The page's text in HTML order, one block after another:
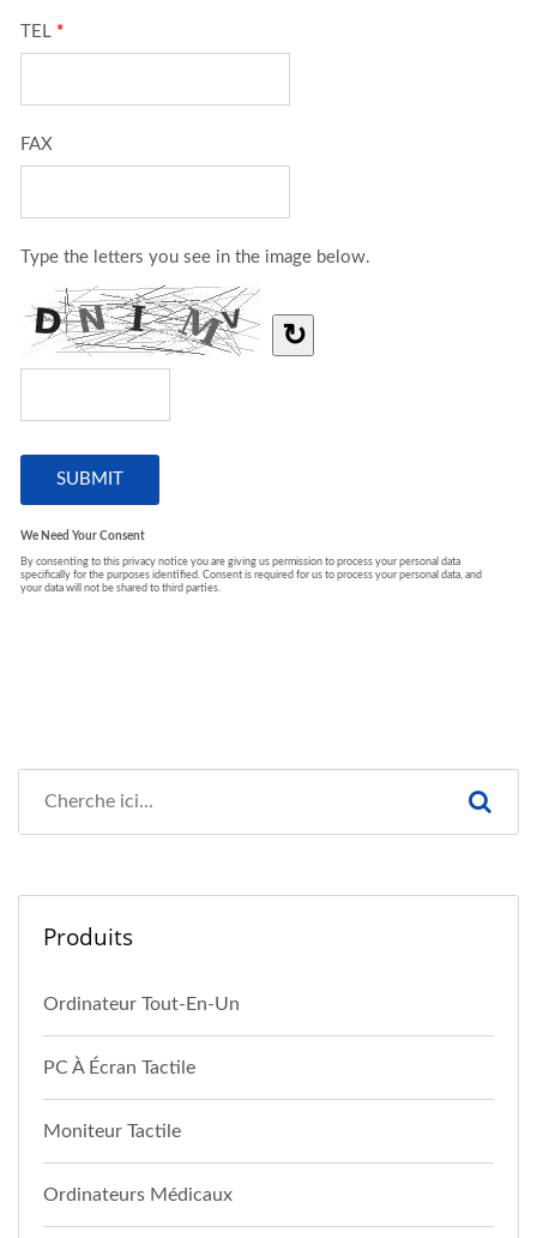
Produits
Ordinateur Tout-En-Un
PC À Écran Tactile
Moniteur Tactile
Ordinateurs Médicaux